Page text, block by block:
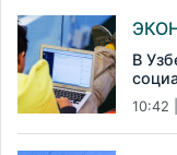
В
10:42